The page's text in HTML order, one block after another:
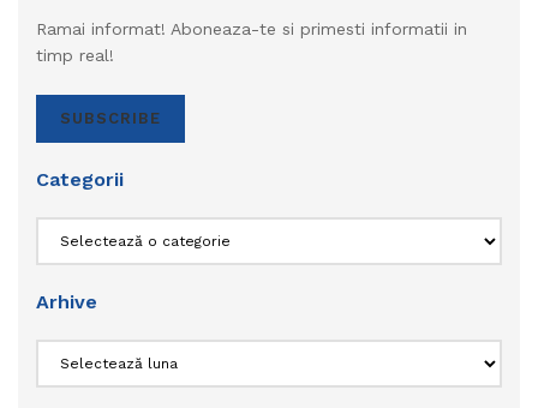
Ramai informat! Aboneaza-te si primesti informatii in
timp real!
SUBSCRIBE
Categorii
Arhive